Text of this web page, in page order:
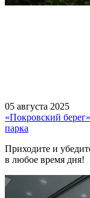
05 августа 2025
«Покровский
парка
Приходите и
в любое время дня!